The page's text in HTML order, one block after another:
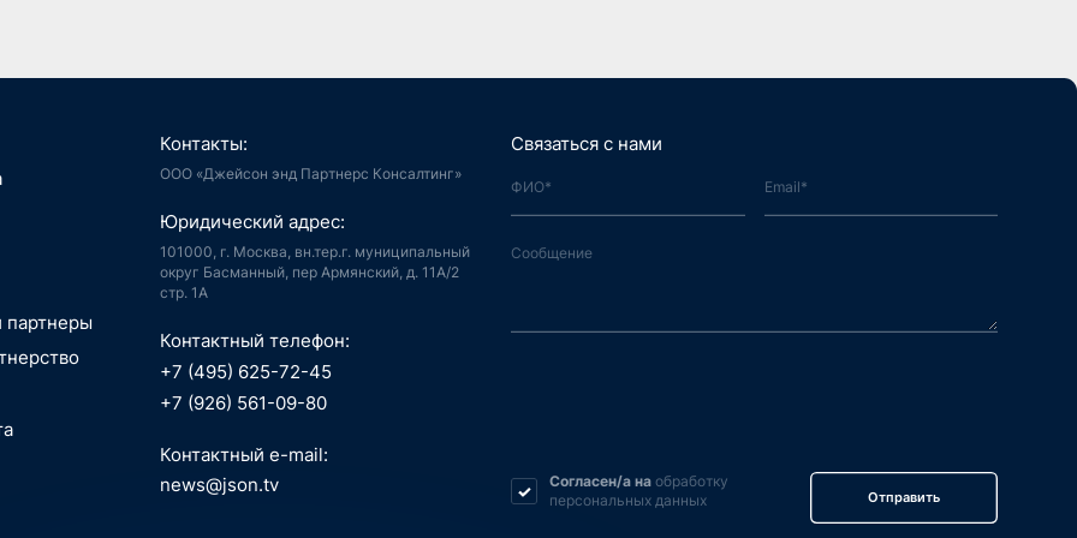
Интернет
LegalTech
данные,
4.0,
книги
АСУ ТП, IoT
3D
мотивация
БАС
город
3D
ИБ, КИИ
партнеры
Контакты:
ООО «Джейсон энд Партнерс Консалтинг»
Юридический адрес:
101000, г. Москва, вн.тер.г. муниципальный
округ Басманный, пер Армянский, д. 11А/2
стр. 1А
Контактный телефон:
+7 (495) 625-72-45
+7 (926) 561-09-80
Контактный e-mail:
news@json.tv
Связаться с нами
Согласен/а наобработку
персональных данных
Отправить